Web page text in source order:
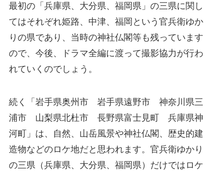
最初の「兵庫県、大分県、福岡県」の三県に関し
てはそれぞれ姫路、中津、福岡という官兵衛ゆか
りの県であり、当時の神社仏閣等も残っています
ので、今後、ドラマ全編に渡って撮影協力が行わ
れていくのでしょう。
続く「岩手県奥州市 岩手県遠野市 神奈川県三
浦市 山梨県北杜市 長野県富士見町 兵庫県神
河町」は、自然、山岳風景や神社仏閣、歴史的建
造物などのロケ地だと思われます。官兵衛ゆかり
の三県（兵庫県、大分県、福岡県）だけではロケ